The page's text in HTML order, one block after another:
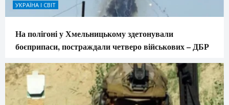
УКРАЇНА І СВІТ
На полігоні у Хмельницькому здетонували
боєприпаси, постраждали четверо військових – ДБР